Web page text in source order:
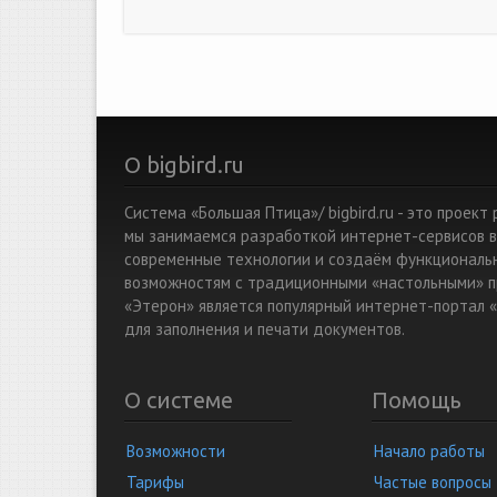
О bigbird.ru
Система «Большая Птица»/ bigbird.ru - это
мы занимаемся разработкой интернет-сервисов
современные технологии и создаём
возможностям с традиционными «настольными»
«Этерон» является популярный интернет-портал «
для заполнения и печати документов.
О системе
Возможности
Тарифы
Помощь
Начало работы
Частые вопросы